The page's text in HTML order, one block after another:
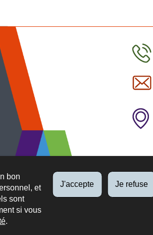
bon
et
sont
si vous
.
J'accepte Je refuse
l'ITM
par